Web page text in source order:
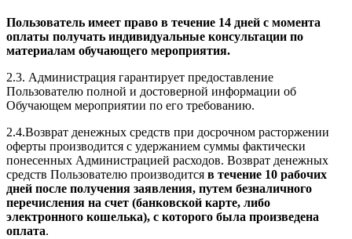
Пользователь имеет право в течение 14 дней с момента
оплаты получать индивидуальные консультации по
материалам обучающего мероприятия.
2.3. Администрация гарантирует предоставление
Пользователю полной и достоверной информации об
Обучающем мероприятии по его требованию.
2.4.Возврат денежных средств при досрочном расторжении
оферты производится с удержанием суммы фактически
понесенных Администрацией расходов. Возврат денежных
средств Пользователю производится в течение 10 рабочих
дней после получения заявления, путем безналичного
перечисления на счет (банковской карте, либо
электронного кошелька), с которого была произведена
оплата.